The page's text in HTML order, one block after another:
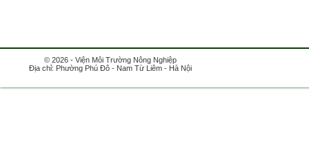
© 2026 - Viện Môi Trường Nông Nghiệp
Địa chỉ: Phường Phú Đô - Nam Từ Liêm - Hà Nội